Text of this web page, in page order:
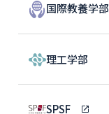
国際教養学部
理工学部
SPSF